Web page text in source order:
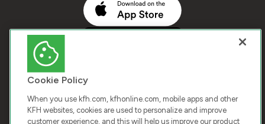
Cookie Policy
When you use kfh.com, kfhonline.com, mobile apps and other
KFH websites, cookies are used to personalize and improve
customer experience, and this will help us improve our product